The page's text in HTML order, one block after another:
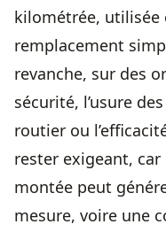
kilométrée, utilisée
remplacement
revanche, sur des
sécurité, l’usure
routier ou
rester exigeant,
montée peut
mesure, voire une